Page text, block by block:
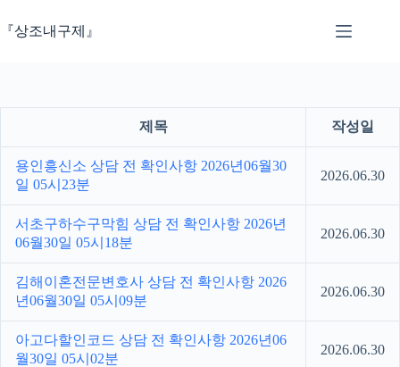
문『상조내구제』
제목 작성일
용인흥신소 상담 전 확인사항 2026년06월30
일 05시23분
2026.06.30
서초구하수구막힘 상담 전 확인사항 2026년
06월30일 05시18분
2026.06.30
김해이혼전문변호사 상담 전 확인사항 2026
년06월30일 05시09분
2026.06.30
아고다할인코드 상담 전 확인사항 2026년06
월30일 05시02분
2026.06.30